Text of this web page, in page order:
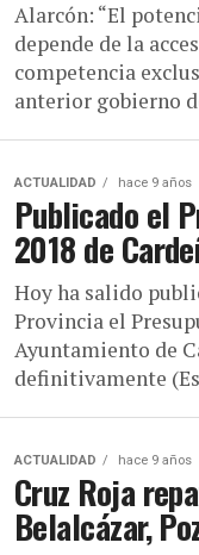
Alarcón: “El
depende de la
competencia
anterior gobierno
ACTUALIDAD hace 9 años
Publicado el
2018 de
Hoy ha salido
Provincia el
Ayuntamiento de
definitivamente
ACTUALIDAD hace 9 años
Cruz Roja
Belalcázar,